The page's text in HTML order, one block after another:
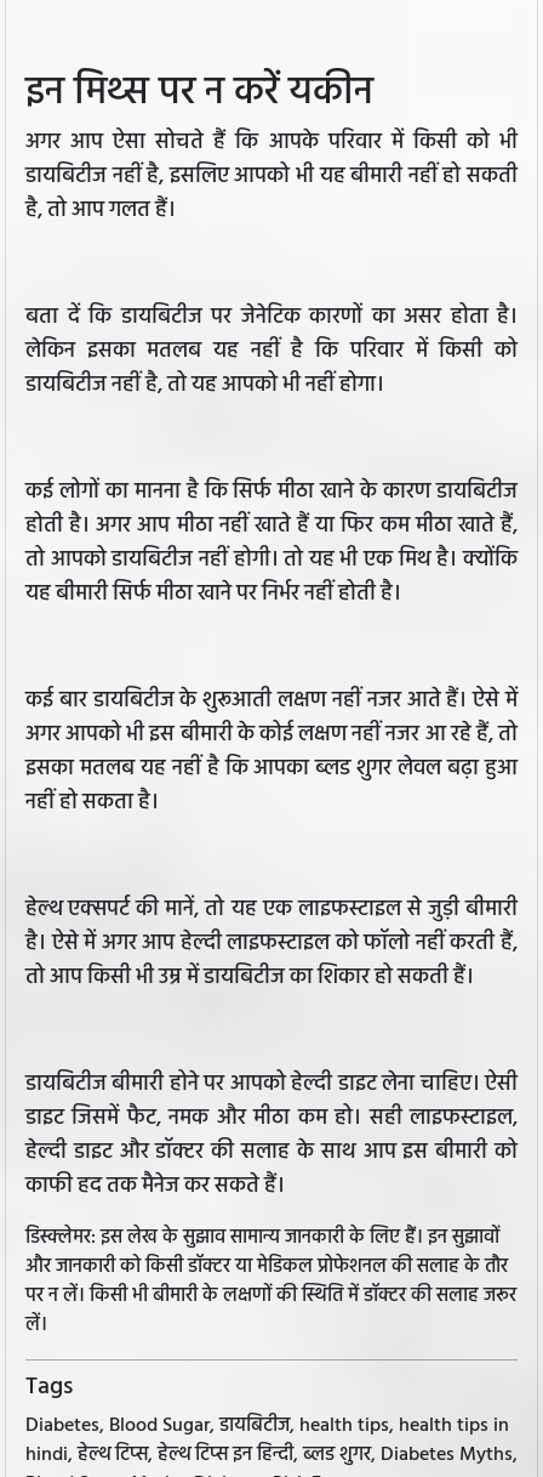
इन मिथ्स पर न करें यकीन
अगर आप ऐसा सोचते हैं कि आपके परिवार में किसी को भी
डायबिटीज नहीं है, इसलिए आपको भी यह बीमारी नहीं हो सकती
है, तो आप गलत हैं।
बता दें कि डायबिटीज पर जेनेटिक कारणों का असर होता है।
लेकिन इसका मतलब यह नहीं है कि परिवार में किसी को
डायबिटीज नहीं है, तो यह आपको भी नहीं होगा।
कई लोगों का मानना है कि सिर्फ मीठा खाने के कारण डायबिटीज
होती है। अगर आप मीठा नहीं खाते हैं या फिर कम मीठा खाते हैं,
तो आपको डायबिटीज नहीं होगी। तो यह भी एक मिथ है। क्योंकि
यह बीमारी सिर्फ मीठा खाने पर निर्भर नहीं होती है।
कई बार डायबिटीज के शुरूआती लक्षण नहीं नजर आते हैं। ऐसे में
अगर आपको भी इस बीमारी के कोई लक्षण नहीं नजर आ रहे हैं, तो
इसका मतलब यह नहीं है कि आपका ब्लड शुगर लेवल बढ़ा हुआ
नहीं हो सकता है।
हेल्थ एक्सपर्ट की मानें, तो यह एक लाइफस्टाइल से जुड़ी बीमारी
है। ऐसे में अगर आप हेल्दी लाइफस्टाइल को फॉलो नहीं करती हैं,
तो आप किसी भी उम्र में डायबिटीज का शिकार हो सकती हैं।
डायबिटीज बीमारी होने पर आपको हेल्दी डाइट लेना चाहिए। ऐसी
डाइट जिसमें फैट, नमक और मीठा कम हो। सही लाइफस्टाइल,
हेल्दी डाइट और डॉक्टर की सलाह के साथ आप इस बीमारी को
काफी हद तक मैनेज कर सकते हैं।
डिस्क्लेमर: इस लेख के सुझाव सामान्य जानकारी के लिए हैं। इन सुझावों
और जानकारी को किसी डॉक्टर या मेडिकल प्रोफेशनल की सलाह के तौर
पर न लें। किसी भी बीमारी के लक्षणों की स्थिति में डॉक्टर की सलाह जरूर
लें।
Tags
Diabetes, Blood Sugar, डायबिटीज, health tips, health tips in
hindi, हेल्थ टिप्स, हेल्थ टिप्स इन हिन्दी, ब्लड शुगर, Diabetes Myths,